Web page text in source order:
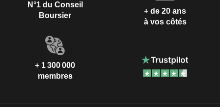
N°1 du Conseil
Boursier
+ de 20 ans
à vos côtés
+ 1 300 000
membres